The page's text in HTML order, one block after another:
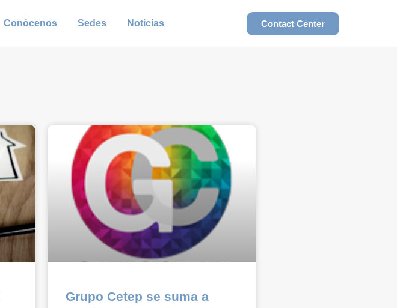
Conócenos Sedes Noticias Contact Center
Grupo Cetep se suma a